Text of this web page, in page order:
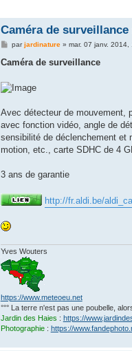
Caméra de
M
s
g
e
parjardinature» mar. 07 janv. 2014,
Caméra de surveillance
Avec détecteur de mouvement,
avec fonction vidéo, angle de
sensibilité de déclenchement et
motion, etc., carte SDHC de 4
3 ans de garantie
http://fr.aldi.be/
Yves Wouters
https://www.meteoeu.net
°°° La terre n'est pas une poubelle,
Jardin des Haies : https://
Photographie: https://